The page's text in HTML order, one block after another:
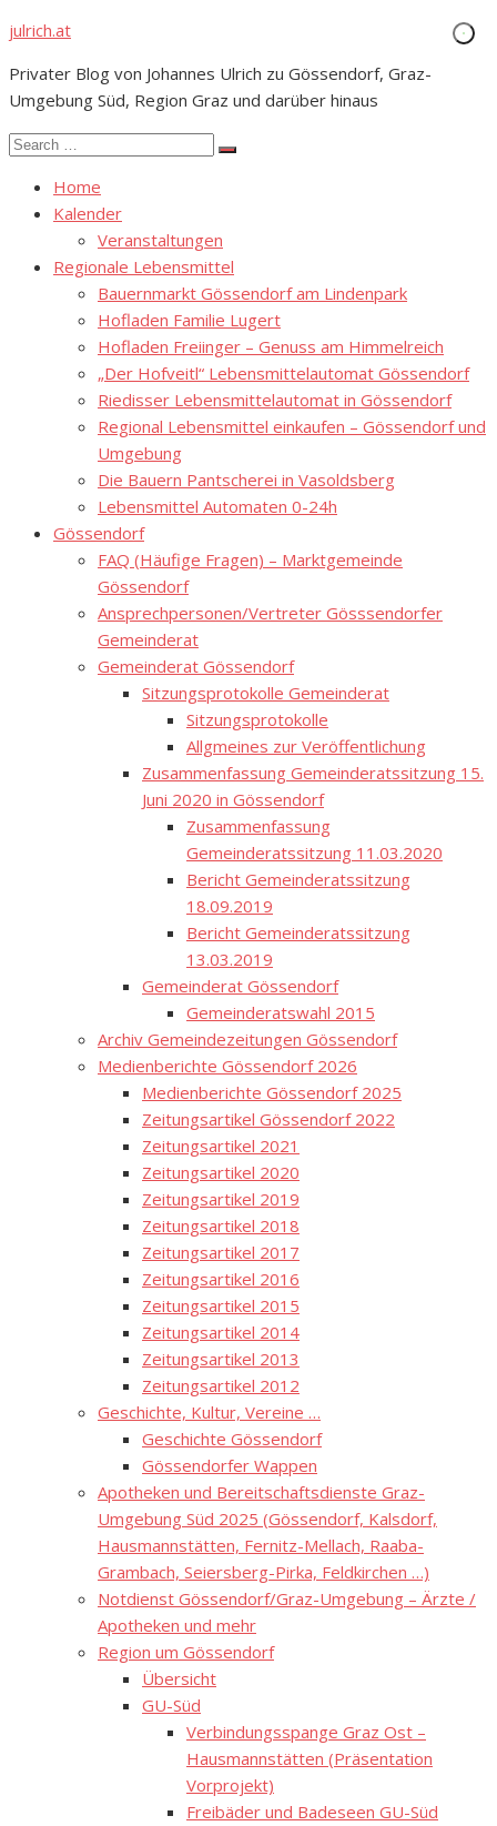
Skip
content
julrich.at
Privater Blog von Johannes Ulrich zu Gössendorf, Graz-
Umgebung Süd, Region Graz und darüber hinaus
Search
Search
Home
Kalender
Veranstaltungen
Regionale Lebensmittel
Bauernmarkt Gössendorf am Lindenpark
Hofladen Familie Lugert
Hofladen Freiinger – Genuss am Himmelreich
„Der Hofveitl“ Lebensmittelautomat Gössendorf
Riedisser Lebensmittelautomat in Gössendorf
Regional Lebensmittel einkaufen – Gössendorf und
Umgebung
Die Bauern Pantscherei in Vasoldsberg
Lebensmittel Automaten 0-24h
Gössendorf
FAQ (Häufige Fragen) – Marktgemeinde
Gössendorf
Ansprechpersonen/Vertreter Gösssendorfer
Gemeinderat
Gemeinderat Gössendorf
Sitzungsprotokolle Gemeinderat
Sitzungsprotokolle
Allgmeines zur Veröffentlichung
Zusammenfassung Gemeinderatssitzung 15.
Juni 2020 in Gössendorf
Zusammenfassung
Gemeinderatssitzung 11.03.2020
Bericht Gemeinderatssitzung
18.09.2019
Bericht Gemeinderatssitzung
13.03.2019
Gemeinderat Gössendorf
Gemeinderatswahl 2015
Archiv Gemeindezeitungen Gössendorf
Medienberichte Gössendorf 2026
Medienberichte Gössendorf 2025
Zeitungsartikel Gössendorf 2022
Zeitungsartikel 2021
Zeitungsartikel 2020
Zeitungsartikel 2019
Zeitungsartikel 2018
Zeitungsartikel 2017
Zeitungsartikel 2016
Zeitungsartikel 2015
Zeitungsartikel 2014
Zeitungsartikel 2013
Zeitungsartikel 2012
Geschichte, Kultur, Vereine …
Geschichte Gössendorf
Gössendorfer Wappen
Apotheken und Bereitschaftsdienste Graz-
Umgebung Süd 2025 (Gössendorf, Kalsdorf,
Hausmannstätten, Fernitz-Mellach, Raaba-
Grambach, Seiersberg-Pirka, Feldkirchen …)
Notdienst Gössendorf/Graz-Umgebung – Ärzte /
Apotheken und mehr
Region um Gössendorf
Übersicht
GU-Süd
Verbindungsspange Graz Ost –
Hausmannstätten (Präsentation
Vorprojekt)
Freibäder und Badeseen GU-Süd